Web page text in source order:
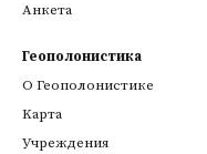
Анкета
Геополонистика
О Геополонистике
Kарта
Учреждения